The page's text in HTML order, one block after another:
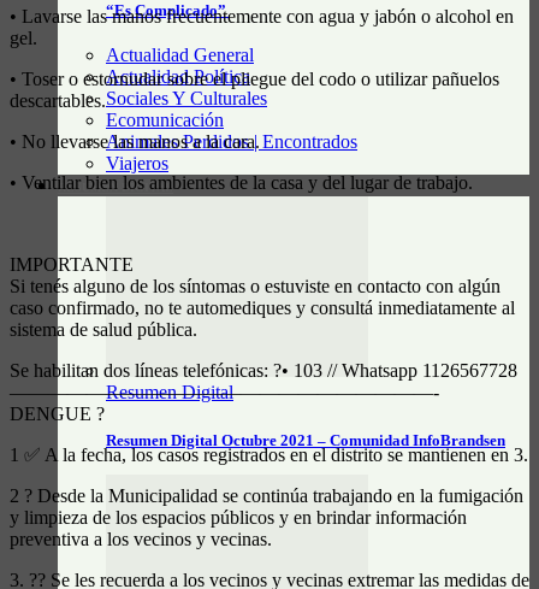
“Es Complicado”
Actualidad General
Actualidad Política
Sociales Y Culturales
Ecomunicación
Animales Perdidos | Encontrados
Viajeros
RESUMEN DIGITAL
Resumen Digital
Resumen Digital Octubre 2021 – Comunidad InfoBrandsen
• Lavarse las manos frecuentemente con agua y jabón o alcohol en
gel.
• Toser o estornudar sobre el pliegue del codo o utilizar pañuelos
descartables.
• No llevarse las manos a la cara.
• Ventilar bien los ambientes de la casa y del lugar de trabajo.
IMPORTANTE
Si tenés alguno de los síntomas o estuviste en contacto con algún
caso confirmado, no te automediques y consultá inmediatamente al
sistema de salud pública.
Se habilitan dos líneas telefónicas: ?• 103 // Whatsapp 1126567728
——————————————————————-
DENGUE ?
1 ✅ A la fecha, los casos registrados en el distrito se mantienen en 3.
2 ? Desde la Municipalidad se continúa trabajando en la fumigación
y limpieza de los espacios públicos y en brindar información
preventiva a los vecinos y vecinas.
3. ?? Se les recuerda a los vecinos y vecinas extremar las medidas de